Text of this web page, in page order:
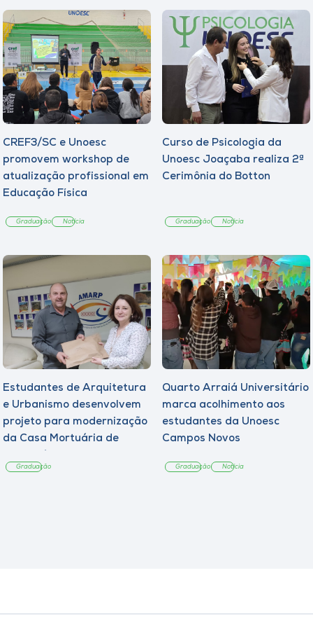
CREF3/SC e Unoesc
promovem workshop de
atualização profissional em
Educação Física
Graduação Notícia
Curso de Psicologia da
Unoesc Joaçaba realiza 2ª
Cerimônia do Botton
Graduação Notícia
Estudantes de Arquitetura
e Urbanismo desenvolvem
projeto para modernização
da Casa Mortuária de
Graduação
Quarto Arraiá Universitário
marca acolhimento aos
estudantes da Unoesc
Campos Novos
Graduação Notícia